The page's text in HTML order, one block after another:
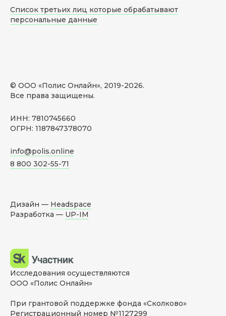
© ООО «Полис Онлайн», 2019-2026.
Все права защищены.
ИНН: 7810745660
ОГРН: 1187847378070
info@polis.online
8 800 302-55-71
Список третьих лиц которые обрабатывают
персональные данные
Дизайн — Headspace
Разработка — UP-IM
Исследования осуществляются
ООО «Полис Онлайн»
При грантовой поддержке фонда «Сколково»
Регистрационный номер №1127299